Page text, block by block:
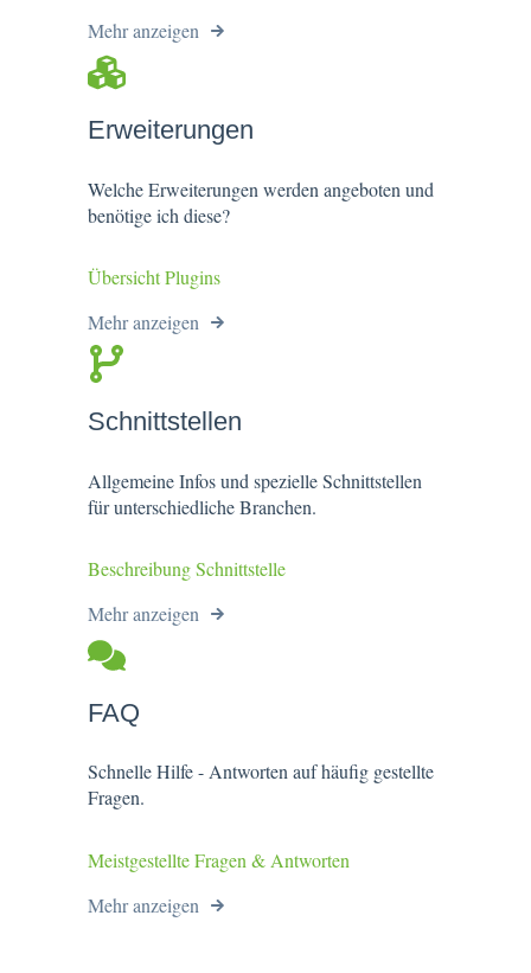
Mehr anzeigen
Erweiterungen
Welche Erweiterungen werden angeboten und
benötige ich diese?
Übersicht Plugins
Mehr anzeigen
Schnittstellen
Allgemeine Infos und spezielle Schnittstellen
für unterschiedliche Branchen.
Beschreibung Schnittstelle
Mehr anzeigen
FAQ
Schnelle Hilfe - Antworten auf häufig gestellte
Fragen.
Meistgestellte Fragen & Antworten
Mehr anzeigen